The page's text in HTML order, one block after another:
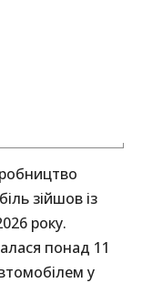
зійшов із
року.
понад 11
у